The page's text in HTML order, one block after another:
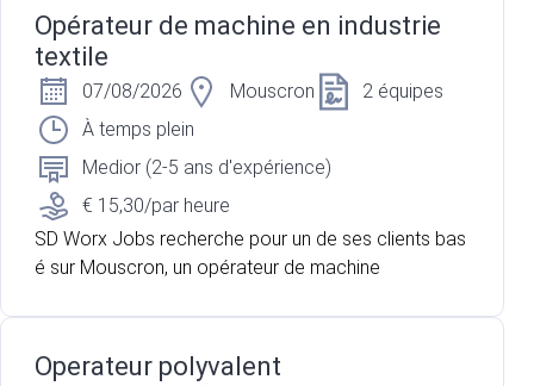
qu'à sa transformation ? Pour l'un de nos partenaire
s, acteur majeur du secteur laitier et agroalimentaire
situé à Baudour, nous recherchons un opérateur de
production pour renforcer les équipes en charge de
la réception et de la transformation du lait. Vous oc
cuperez une fonction polyvalente mêlant contrôle q
ualité, conduite d'installations, suivi du processus de
production et gestion des flux.
Opérateur de machine en industrie
textile
07/08/2026 Mouscron
2 équipes
À temps plein
Medior (2-5 ans d'expérience)
€ 15,30/par heure
SD Worx Jobs recherche pour un de ses clients bas
é sur Mouscron, un opérateur de machine
Operateur polyvalent